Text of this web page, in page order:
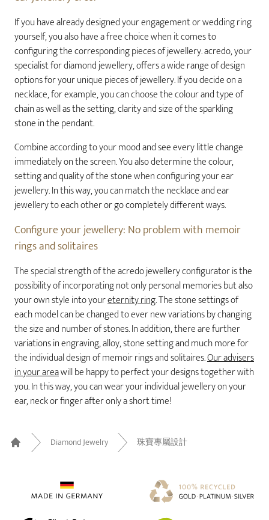
If you have already designed your engagement or wedding ring
yourself, you also have a free choice when it comes to
configuring the corresponding pieces of jewellery. acredo, your
specialist for diamond jewellery, offers a wide range of design
options for your unique pieces of jewellery. If you decide on a
necklace, for example, you can choose the colour and type of
chain as well as the setting, clarity and size of the sparkling
stone in the pendant.
Combine according to your mood and see every little change
immediately on the screen. You also determine the colour,
setting and quality of the stone when configuring your ear
jewellery. In this way, you can match the necklace and ear
jewellery to each other or go completely different ways.
Configure your jewellery: No problem with memoir
rings and solitaires
The special strength of the acredo jewellery configurator is the
possibility of incorporating not only personal memories but also
your own style into youreternity ring. The stone settings of
each model can be changed to ever new variations by changing
the size and number of stones. In addition, there are further
variations in engraving, alloy, stone setting and much more for
the individual design of memoir rings and solitaires.Our advisers
in your areawill be happy to perfect your designs together with
you. In this way, you can wear your individual jewellery on your
ear, neck or finger after only a short time!
Home
Diamond Jewelry 珠寶專屬設計